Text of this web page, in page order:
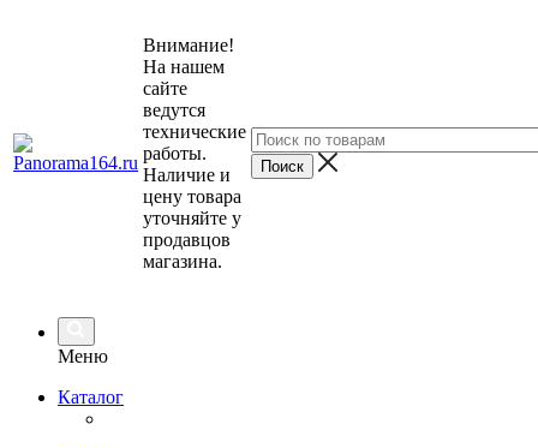
Внимание!
На нашем
сайте
ведутся
технические
работы.
Наличие и
цену товара
уточняйте у
продавцов
магазина.
Меню
Каталог